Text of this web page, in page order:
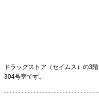
ドラッグストア（セイムス）の3階
304号室です。